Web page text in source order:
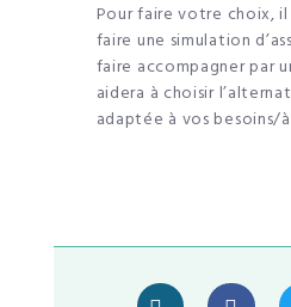
Pour faire votre choix,
faire une simulation
faire accompagner par
aidera à choisir
adaptée à vos